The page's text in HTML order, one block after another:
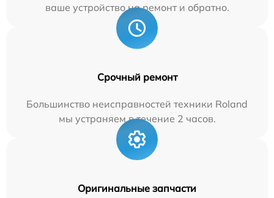
ваше устройство на ремонт и обратно.
Срочный ремонт
Большинство неисправностей техники Roland
мы устраняем в течение 2 часов.
Оригинальные запчасти